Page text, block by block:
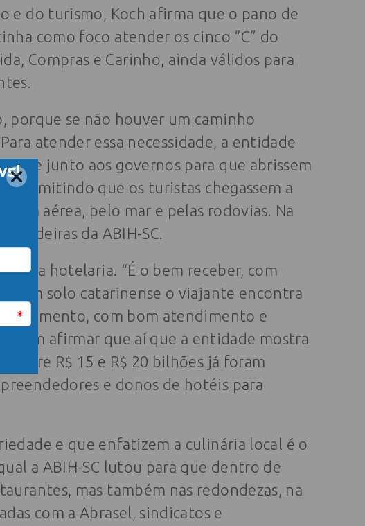
e do turismo, Koch afirma que o pano de
como foco atender os cinco “C” do
Compras e Carinho, ainda válidos para
porque se não houver um caminho
atender essa necessidade, a entidade
junto aos governos para que abrissem
permitindo que os turistas chegassem a
via aérea, pelo mar e pelas rodovias. Na
bandeiras da ABIH-SC.
a hotelaria. “É o bem receber, com
em solo catarinense o viajante encontra
com bom atendimento e
em afirmar que aí que a entidade mostra
entre R$ 15 e R$ 20 bilhões já foram
e donos de hotéis para
e que enfatizem a culinária local é o
a ABIH-SC lutou para que dentro de
mas também nas redondezas, na
com a Abrasel, sindicatos e